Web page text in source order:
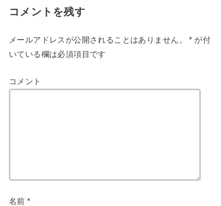
コメントを残す
メールアドレスが公開されることはありません。 * が付
いている欄は必須項目です
コメント
名前*